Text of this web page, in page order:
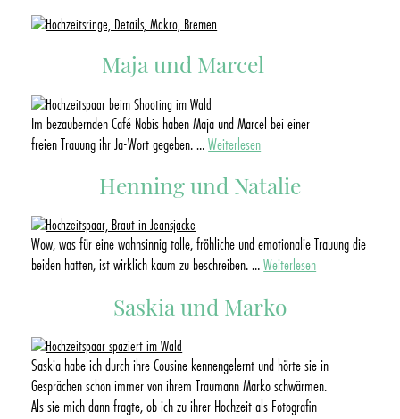
Maja und Marcel
Im bezaubernden Café Nobis haben Maja und Marcel bei einer
freien Trauung ihr Ja-Wort gegeben.…Weiterlesen
Henning und Natalie
Wow, was für eine wahnsinnig tolle, fröhliche und emotionalie Trauung die
beiden hatten, ist wirklich kaum zu beschreiben.…Weiterlesen
Saskia und Marko
Saskia habe ich durch ihre Cousine kennengelernt und hörte sie in
Gesprächen schon immer von ihrem Traumann Marko schwärmen.
Als sie mich dann fragte, ob ich zu ihrer Hochzeit als Fotografin